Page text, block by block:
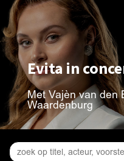
Evita in
Met Vajèn van den
Waardenburg